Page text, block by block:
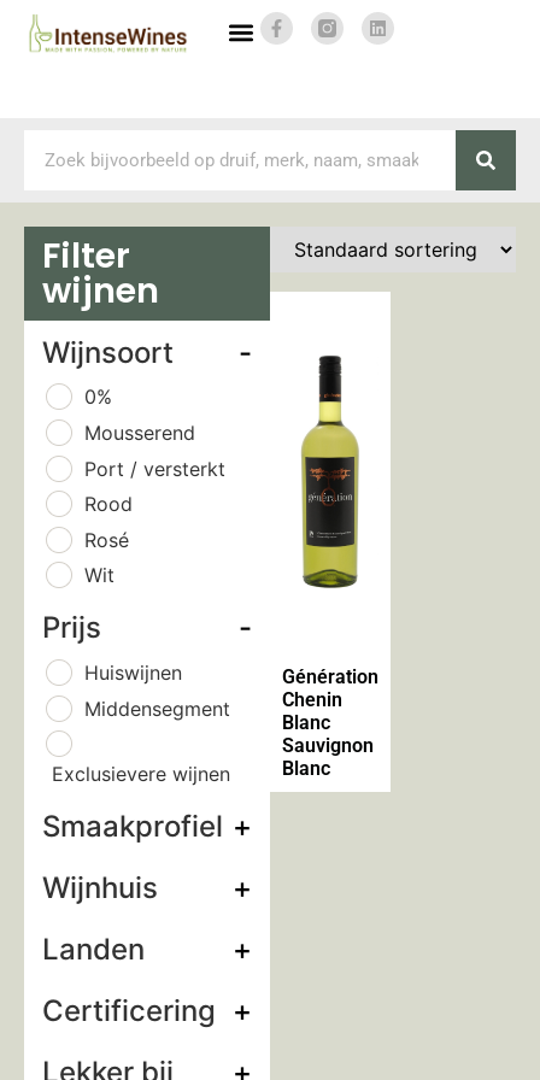
Filter
wijnen
Wijnsoort -
0%
Mousserend
Port / versterkt
Rood
Rosé
Wit
Prijs -
Huiswijnen
Middensegment
Exclusievere wijnen
Smaakprofiel +
Wijnhuis
+
Landen
+
Certificering
+
Lekker bij
+
Génération
Chenin
Blanc
Sauvignon
Blanc